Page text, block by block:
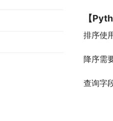
【
排序使
降序需
查询字